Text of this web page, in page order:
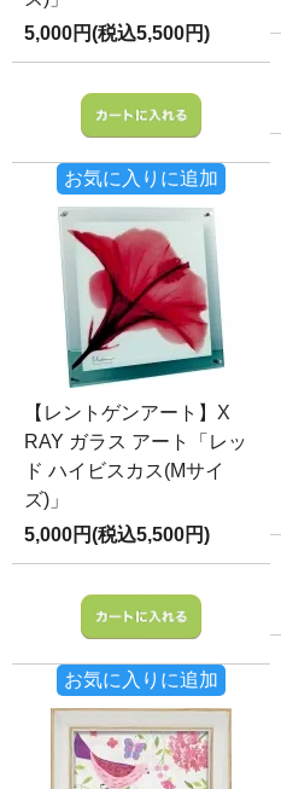
5,000円(税込5,500円)
お気に入りに追加
【レントゲンアート】X
RAY ガラス アート「レッ
ド ハイビスカス(Mサイ
ズ)」
5,000円(税込5,500円)
お気に入りに追加